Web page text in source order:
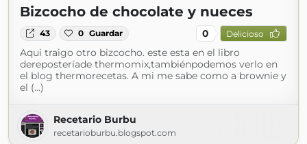
Bizcocho de chocolate y nueces
43 0 Guardar 0 Delicioso
Aqui traigo otro bizcocho. este esta en el libro
dereposteríade thermomix,tambiénpodemos verlo en
el blog thermorecetas. A mi me sabe como a brownie y
el (...)
Recetario Burbu
recetarioburbu.blogspot.com